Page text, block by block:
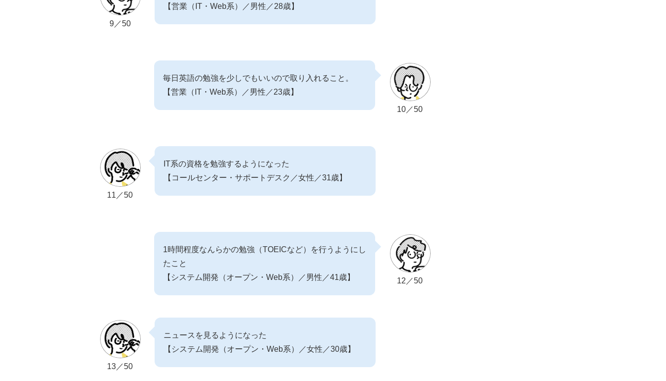
9／50
【営業（IT・Web系）／男性／28歳】
毎日英語の勉強を少しでもいいので取り入れること。
【営業（IT・Web系）／男性／23歳】
10／50
11／50
IT系の資格を勉強するようになった
【コールセンター・サポートデスク／女性／31歳】
1時間程度なんらかの勉強（TOEICなど）を行うようにし
たこと
【システム開発（オープン・Web系）／男性／41歳】
12／50
13／50
ニュースを見るようになった
【システム開発（オープン・Web系）／女性／30歳】